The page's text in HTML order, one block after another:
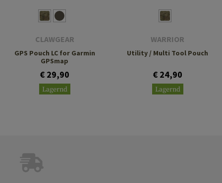
CLAWGEAR
GPS Pouch LC for Garmin
GPSmap
€ 29,90
Lagernd
WARRIOR
Utility / Multi Tool Pouch
€ 24,90
Lagernd